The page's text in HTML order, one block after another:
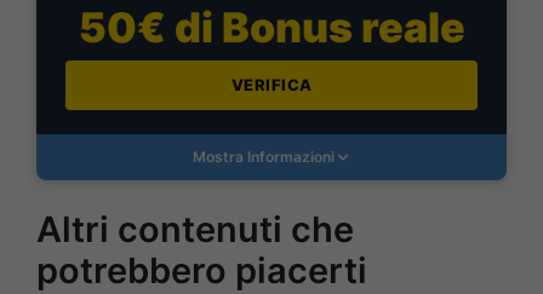
50€ di Bonus reale
VERIFICA
Mostra Informazioni
Altri contenuti che
potrebbero piacerti